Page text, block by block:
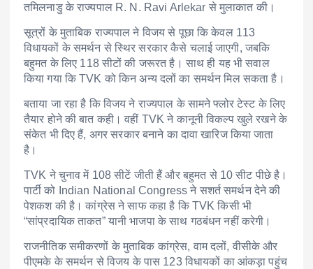
तमिलनाडु के राज्यपाल R. N. Ravi Arlekar से मुलाकात की।
सूत्रों के मुताबिक राज्यपाल ने विजय से पूछा कि केवल 113
विधायकों के समर्थन से स्थिर सरकार कैसे चलाई जाएगी, जबकि
बहुमत के लिए 118 सीटों की जरूरत है। साथ ही यह भी सवाल
किया गया कि TVK को किन अन्य दलों का समर्थन मिल सकता है।
बताया जा रहा है कि विजय ने राज्यपाल के सामने फ्लोर टेस्ट के लिए
तैयार होने की बात कही। वहीं TVK ने कानूनी विकल्प खुले रखने के
संकेत भी दिए हैं, अगर सरकार बनाने का दावा खारिज किया जाता
है।
TVK ने चुनाव में 108 सीटें जीती हैं और बहुमत से 10 सीट पीछे है।
पार्टी को Indian National Congress ने सशर्त समर्थन देने की
पेशकश की है। कांग्रेस ने साफ कहा है कि TVK किसी भी
“सांप्रदायिक ताकत” यानी भाजपा के साथ गठबंधन नहीं करेगी।
राजनीतिक समीकरणों के मुताबिक कांग्रेस, वाम दलों, वीसीके और
पीएमके के समर्थन से विजय के पास 123 विधायकों का आंकड़ा पहुंच